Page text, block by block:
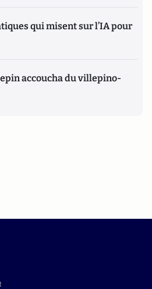
qui misent sur l’IA pour
accoucha du villepino-